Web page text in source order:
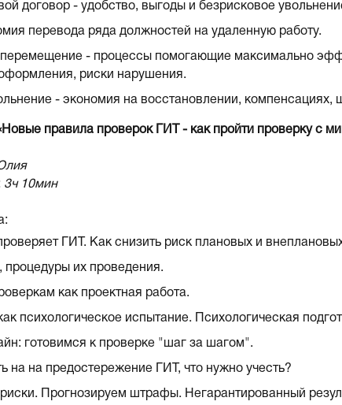
договор - удобство, выгоды и безрисковое
перевода ряда должностей на удаленную работу.
- процессы помогающие максимально
риски нарушения.
- экономия на восстановлении, компенсациях,
правила проверок ГИТ - как пройти проверку с
3ч 10мин
ГИТ. Как снизить риск плановых и
процедуры их проведения.
как проектная работа.
психологическое испытание. Психологическая
готовимся к проверке "шаг за шагом".
на на предостережение ГИТ, что нужно учесть?
Прогнозируем штрафы. Негарантированный